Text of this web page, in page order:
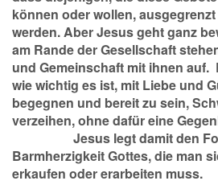
können oder wollen,
werden. Aber Jesus geht ganz
am Rande der Gesellschaft
und Gemeinschaft mit ihnen auf.
wie wichtig es ist, mit Liebe und
begegnen und bereit zu sein,
verzeihen, ohne dafür eine
Jesus legt damit den
Barmherzigkeit Gottes, die man
erkaufen oder erarbeiten muss.